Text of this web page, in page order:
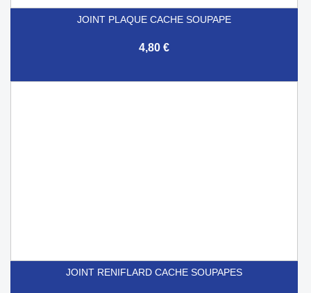
JOINT PLAQUE CACHE SOUPAPE
4,80 €
JOINT RENIFLARD CACHE SOUPAPES